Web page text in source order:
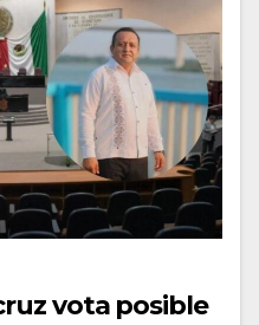
vota posible